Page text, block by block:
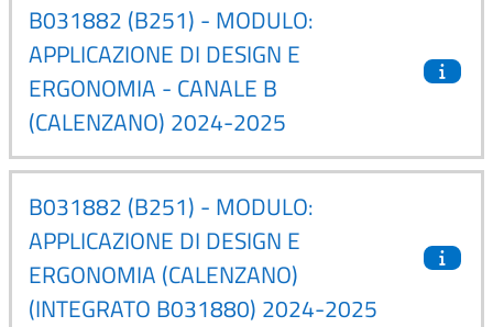
B031882 (B251) - MODULO:
APPLICAZIONE DI DESIGN E
ERGONOMIA - CANALE B
(CALENZANO) 2024-2025
B031882 (B251) - MODULO:
APPLICAZIONE DI DESIGN E
ERGONOMIA (CALENZANO)
(INTEGRATO B031880) 2024-2025